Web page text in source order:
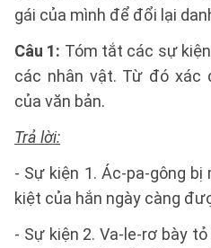
gái của mình để đổi lại
Câu 1: Tóm tắt các sự
các nhân vật. Từ đó xác
của văn bản.
Trả lời:
- Sự kiện 1. Ác-pa-gông
kiệt của hắn ngày càng
- Sự kiện 2. Va-le-rơ bày